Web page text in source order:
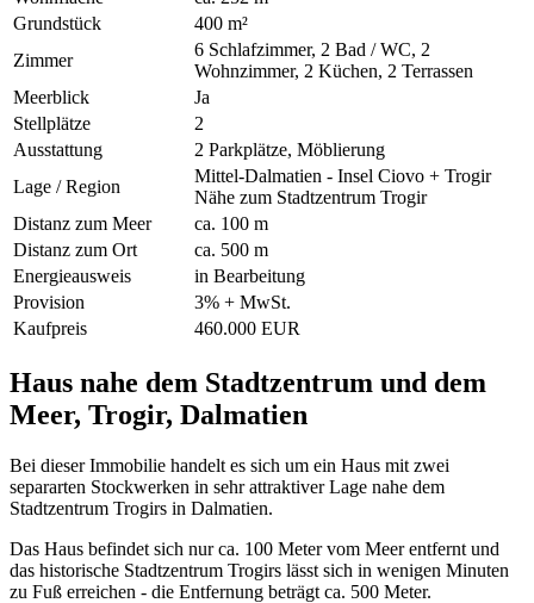
Grundstück
400 m²
Zimmer
6 Schlafzimmer, 2 Bad / WC, 2
Wohnzimmer, 2 Küchen, 2 Terrassen
Meerblick
Ja
Stellplätze
2
Ausstattung
2 Parkplätze, Möblierung
Lage / Region
Mittel-Dalmatien - Insel Ciovo + Trogir
Nähe zum Stadtzentrum Trogir
Distanz zum Meer
ca. 100 m
Distanz zum Ort
ca. 500 m
Energieausweis
in Bearbeitung
Provision
3% + MwSt.
Kaufpreis
460.000 EUR
Haus nahe dem Stadtzentrum und dem
Meer, Trogir, Dalmatien
Bei dieser Immobilie handelt es sich um ein Haus mit zwei
separarten Stockwerken in sehr attraktiver Lage nahe dem
Stadtzentrum Trogirs in Dalmatien.
Das Haus befindet sich nur ca. 100 Meter vom Meer entfernt und
das historische Stadtzentrum Trogirs lässt sich in wenigen Minuten
zu Fuß erreichen - die Entfernung beträgt ca. 500 Meter.